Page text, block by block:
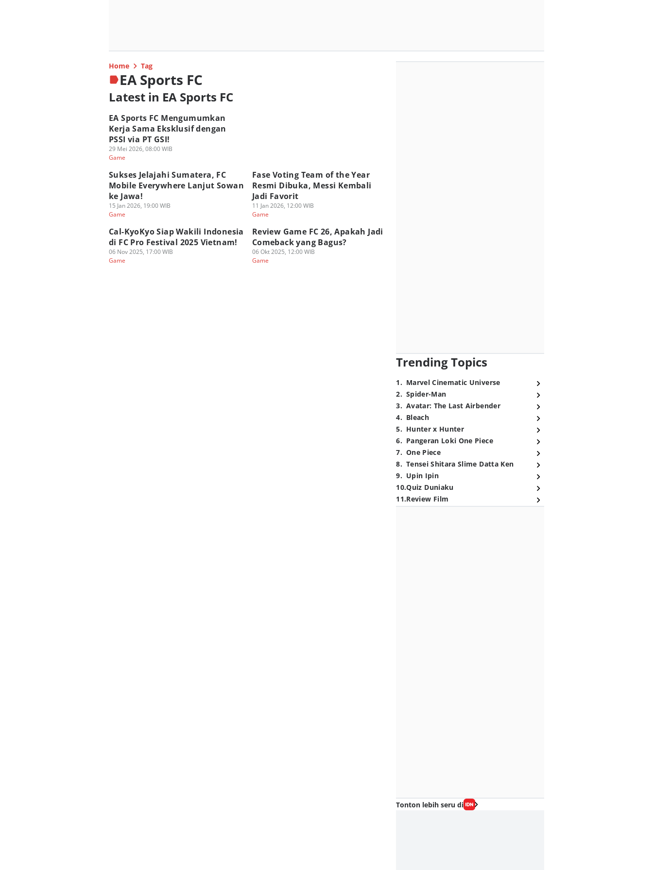
Home Tag
EA Sports FC
Latest in EA Sports FC
EA Sports FC Mengumumkan
Kerja Sama Eksklusif dengan
PSSI via PT GSI!
29 Mei 2026, 08:00 WIB
Game
Sukses Jelajahi Sumatera, FC
Mobile Everywhere Lanjut Sowan
ke Jawa!
15 Jan 2026, 19:00 WIB
Game
Fase Voting Team of the Year
Resmi Dibuka, Messi Kembali
Jadi Favorit
11 Jan 2026, 12:00 WIB
Game
Cal-KyoKyo Siap Wakili Indonesia
di FC Pro Festival 2025 Vietnam!
06 Nov 2025, 17:00 WIB
Game
Review Game FC 26, Apakah Jadi
Comeback yang Bagus?
06 Okt 2025, 12:00 WIB
Game
Trending Topics
1. Marvel Cinematic Universe
2. Spider-Man
3. Avatar: The Last Airbender
4. Bleach
5. Hunter x Hunter
6. Pangeran Loki One Piece
7. One Piece
8. Tensei Shitara Slime Datta Ken
9. Upin Ipin
10.Quiz Duniaku
11.Review Film
Tonton lebih seru di